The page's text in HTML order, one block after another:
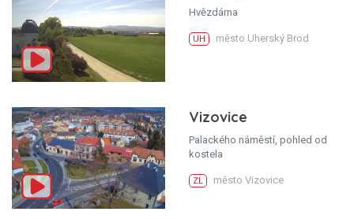
Hvězdárna
UH město Uherský Brod
Vizovice
Palackého náměstí, pohled od
kostela
ZL město Vizovice